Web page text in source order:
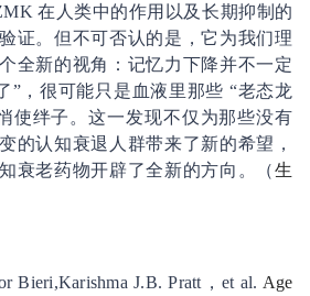
在人类中的作用以及长期抑制的
证。但不可否认的是，它为我们理
全新的视角：记忆力下降并不一定
”，很可能只是血液里那些 “老态龙
使绊子。这一发现不仅为那些没有
的认知衰退人群带来了新的希望，
衰老药物开辟了全新的方向。（生
Bieri,Karishma J.B. Pratt，et al. Age